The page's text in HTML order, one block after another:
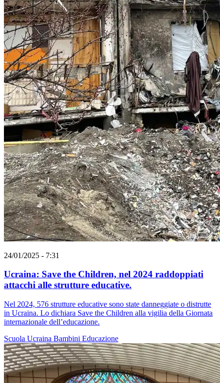
24/01/2025 - 7:31
Ucraina: Save the Children, nel 2024 raddoppiati
attacchi alle strutture educative.
Nel 2024, 576 strutture educative sono state danneggiate o distrutte
in Ucraina. Lo dichiara Save the Children alla vigilia della Giornata
internazionale dell’educazione.
Scuola Ucraina Bambini Educazione